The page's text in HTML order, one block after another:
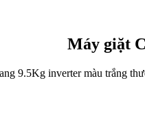
Máy giặt
9.5Kg inverter màu trắng